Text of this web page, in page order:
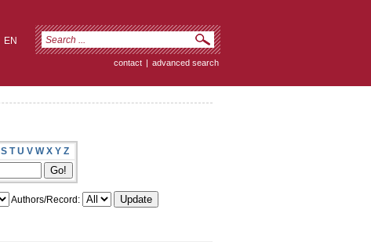
EN
contact | advanced search
S T U V W X Y Z
Authors/Record: